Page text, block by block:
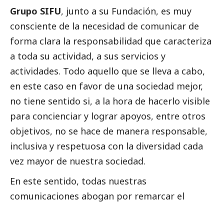
Grupo SIFU, junto a su Fundación, es muy
consciente de la necesidad de comunicar de
forma clara la responsabilidad que caracteriza
a toda su actividad, a sus servicios y
actividades. Todo aquello que se lleva a cabo,
en este caso en favor de una sociedad mejor,
no tiene sentido si, a la hora de hacerlo visible
para concienciar y lograr apoyos, entre otros
objetivos, no se hace de manera responsable,
inclusiva y respetuosa con la diversidad cada
vez mayor de nuestra sociedad.
En este sentido, todas nuestras
comunicaciones abogan por remarcar el